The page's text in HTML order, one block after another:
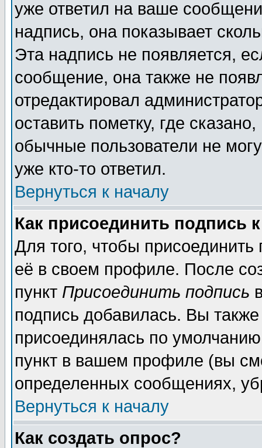
уже ответил на ваше
надпись, она показывает
Эта надпись не появляется,
сообщение, она также не
отредактировал
оставить пометку, где
обычные пользователи не
уже кто-то ответил.
Вернуться к началу
Как присоединить подпись
Для того, чтобы
её в своем профиле. После
пункт Присоединить подпись
подпись добавилась. Вы
присоединялась по
пункт в вашем профиле (вы
определенных сообщениях,
Вернуться к началу
Как создать опрос?